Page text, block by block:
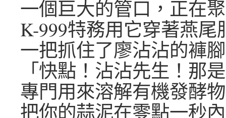
一個巨大的管口，正在
K-999特務用它穿著燕尾
一把抓住了廖沾沾的褲
「快點！沾沾先生！那
專門用來溶解有機發酵
把你的蒜泥在零點一秒